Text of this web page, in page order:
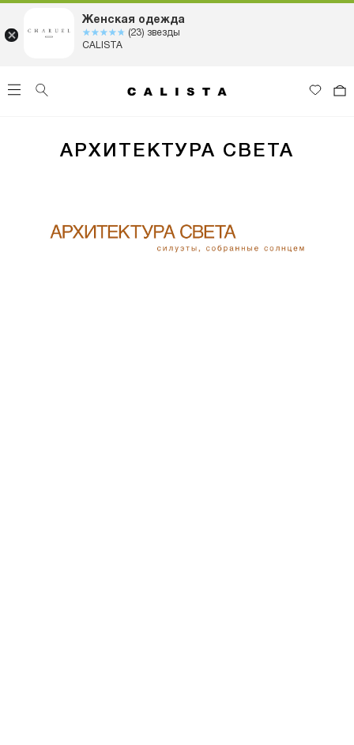
АРХИТЕКТУРА СВЕТА
Женская одежда
☆☆☆☆☆
★★★★★ (23) звезды
CALISTA